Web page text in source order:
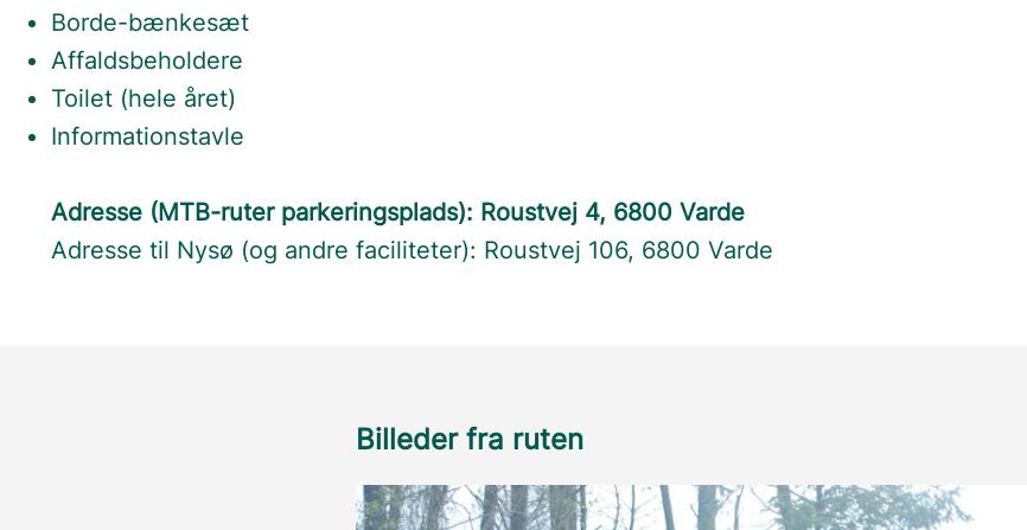
Borde-bænkesæt
Affaldsbeholdere
Toilet (hele året)
Informationstavle
Adresse (MTB-ruter parkeringsplads): Roustvej 4, 6800 Varde
Adresse til Nysø (og andre faciliteter): Roustvej 106, 6800 Varde
Billeder fra ruten